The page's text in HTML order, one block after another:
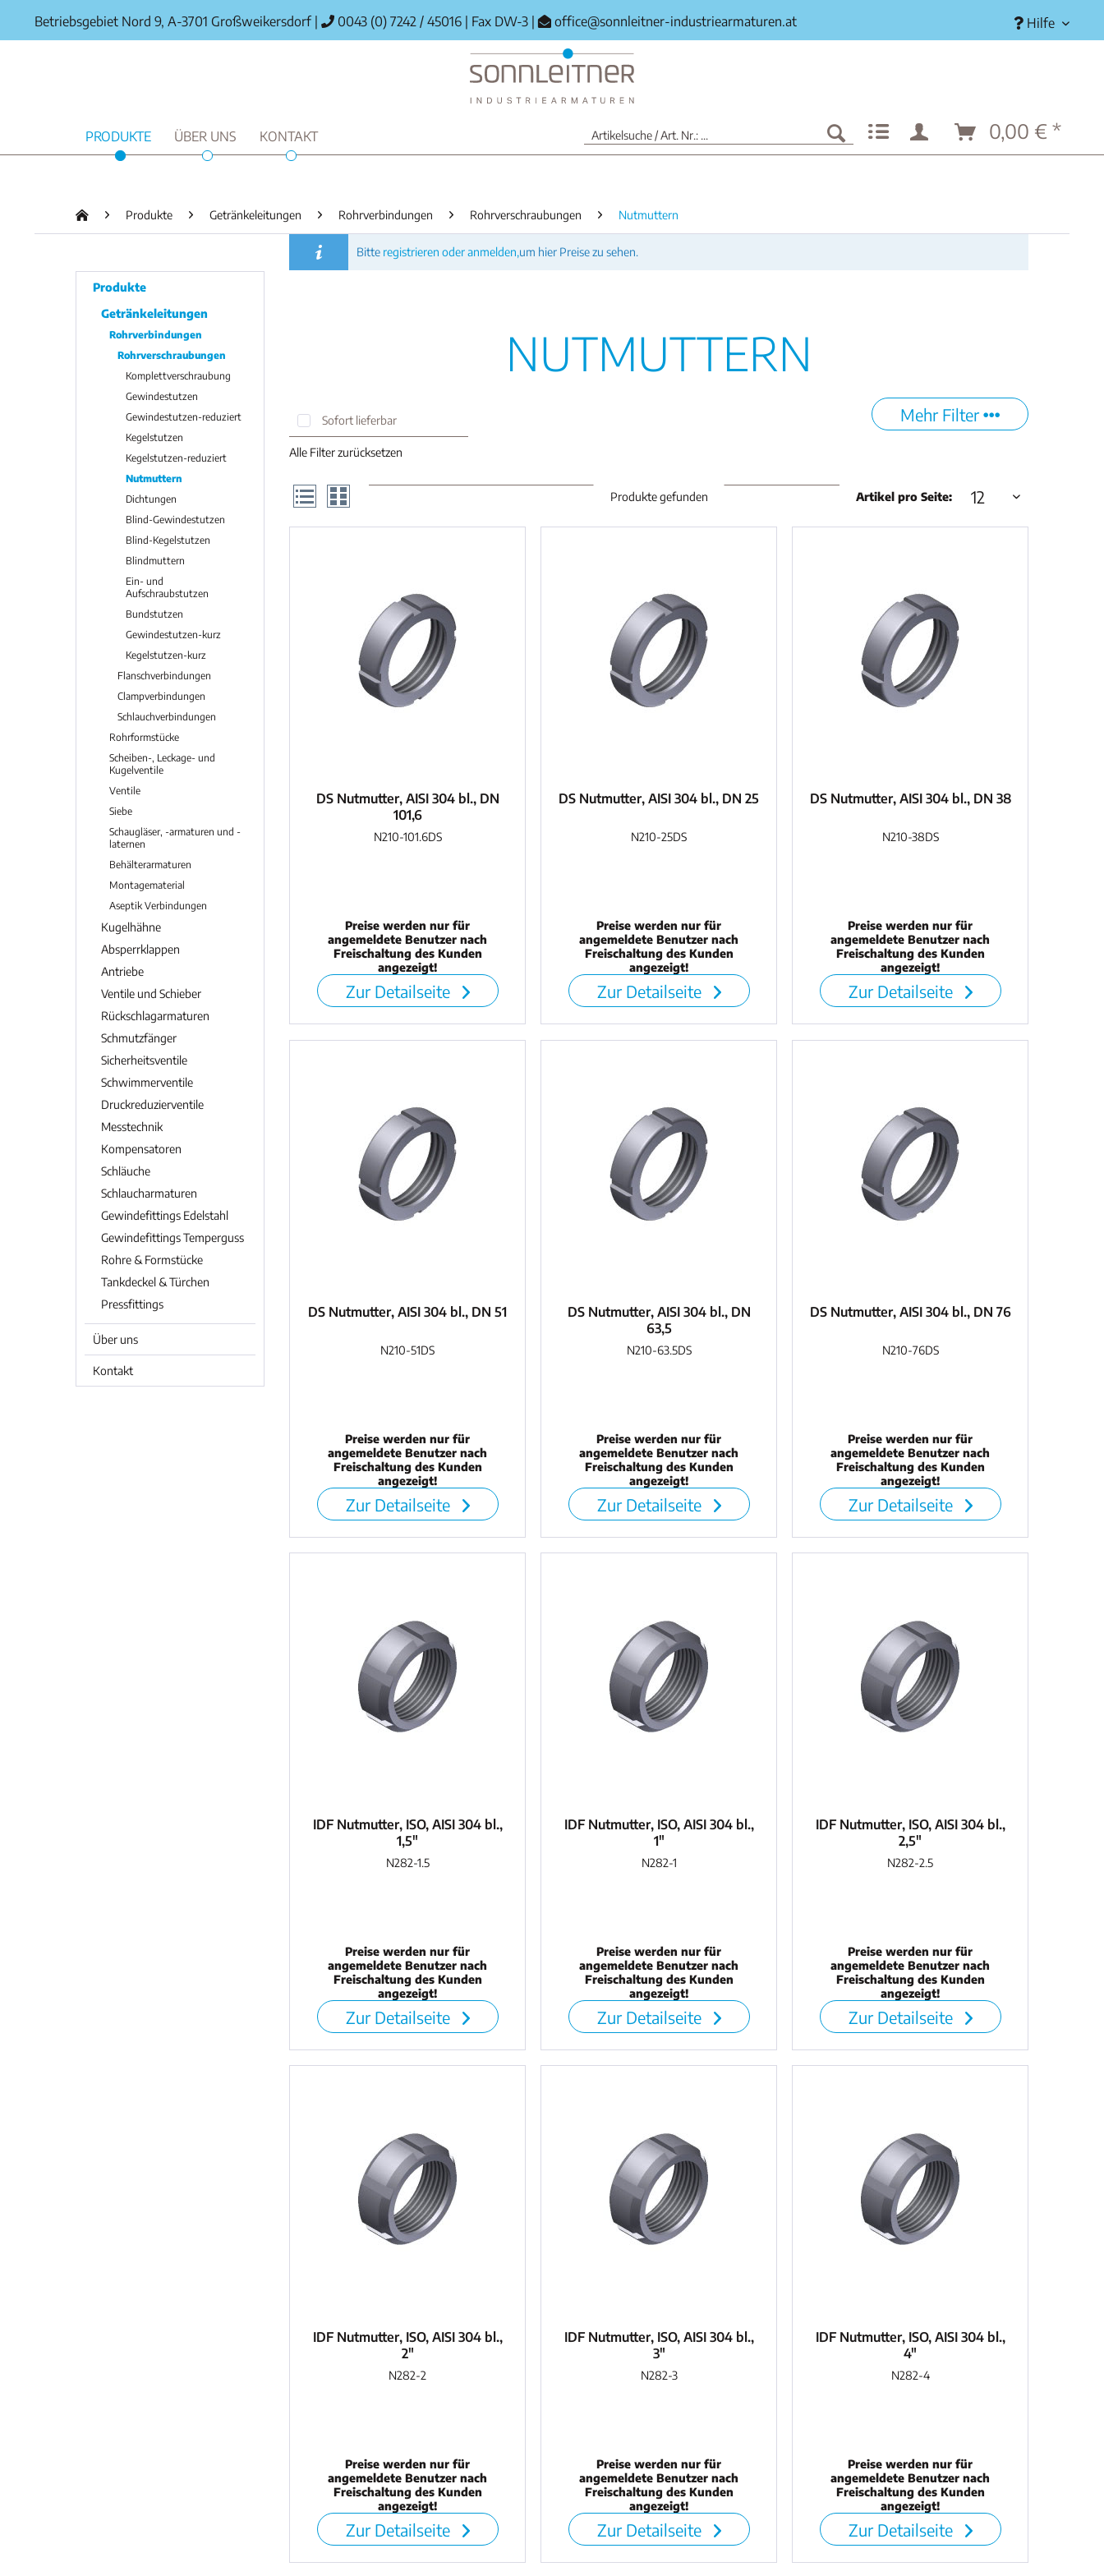
Betriebsgebiet Nord 9, A-3701 Großweikersdorf 0043 (0) 7242 / 45016 Fax DW-3 office@sonnleitner-industriearmaturen.at Hilfe
PRODUKTE ÜBER UNS KONTAKT 0,00 € *
Produkte Getränkeleitungen Rohrverbindungen Rohrverschraubungen Nutmuttern
Produkte
Getränkeleitungen
Rohrverbindungen
Rohrverschraubungen
Komplettverschraubung
Gewindestutzen
Gewindestutzen-reduziert
Kegelstutzen
Kegelstutzen-reduziert
Nutmuttern
Dichtungen
Blind-Gewindestutzen
Blind-Kegelstutzen
Blindmuttern
Ein- und
Aufschraubstutzen
Bundstutzen
Gewindestutzen-kurz
Kegelstutzen-kurz
Flanschverbindungen
Clampverbindungen
Schlauchverbindungen
Rohrformstücke
Scheiben-, Leckage- und
Kugelventile
Ventile
Siebe
Schaugläser, -armaturen und -
laternen
Behälterarmaturen
Montagematerial
Aseptik Verbindungen
Kugelhähne
Absperrklappen
Antriebe
Ventile und Schieber
Rückschlagarmaturen
Schmutzfänger
Sicherheitsventile
Schwimmerventile
Druckreduzierventile
Messtechnik
Kompensatoren
Schläuche
Schlaucharmaturen
Gewindefittings Edelstahl
Gewindefittings Temperguss
Rohre & Formstücke
Tankdeckel & Türchen
Pressfittings
Über uns
Kontakt
Bitte registrieren oder anmelden,um hier Preise zu sehen.
NUTMUTTERN
Sofort lieferbar
Alle Filter zurücksetzen
Mehr Filter
Produkte gefunden Artikel pro Seite:
DS Nutmutter, AISI 304 bl., DN
101,6
N210-101.6DS
Preise werden nur für
angemeldete Benutzer nach
Freischaltung des Kunden
angezeigt!
Zur Detailseite
DS Nutmutter, AISI 304 bl., DN 25
N210-25DS
Preise werden nur für
angemeldete Benutzer nach
Freischaltung des Kunden
angezeigt!
Zur Detailseite
DS Nutmutter, AISI 304 bl., DN 38
N210-38DS
Preise werden nur für
angemeldete Benutzer nach
Freischaltung des Kunden
angezeigt!
Zur Detailseite
DS Nutmutter, AISI 304 bl., DN 51
N210-51DS
Preise werden nur für
angemeldete Benutzer nach
Freischaltung des Kunden
angezeigt!
Zur Detailseite
DS Nutmutter, AISI 304 bl., DN
63,5
N210-63.5DS
Preise werden nur für
angemeldete Benutzer nach
Freischaltung des Kunden
angezeigt!
Zur Detailseite
DS Nutmutter, AISI 304 bl., DN 76
N210-76DS
Preise werden nur für
angemeldete Benutzer nach
Freischaltung des Kunden
angezeigt!
Zur Detailseite
IDF Nutmutter, ISO, AISI 304 bl.,
1,5"
N282-1.5
Preise werden nur für
angemeldete Benutzer nach
Freischaltung des Kunden
angezeigt!
Zur Detailseite
IDF Nutmutter, ISO, AISI 304 bl.,
1"
N282-1
Preise werden nur für
angemeldete Benutzer nach
Freischaltung des Kunden
angezeigt!
Zur Detailseite
IDF Nutmutter, ISO, AISI 304 bl.,
2,5"
N282-2.5
Preise werden nur für
angemeldete Benutzer nach
Freischaltung des Kunden
angezeigt!
Zur Detailseite
IDF Nutmutter, ISO, AISI 304 bl.,
2"
N282-2
Preise werden nur für
angemeldete Benutzer nach
Freischaltung des Kunden
angezeigt!
Zur Detailseite
IDF Nutmutter, ISO, AISI 304 bl.,
3"
N282-3
Preise werden nur für
angemeldete Benutzer nach
Freischaltung des Kunden
angezeigt!
Zur Detailseite
IDF Nutmutter, ISO, AISI 304 bl.,
4"
N282-4
Preise werden nur für
angemeldete Benutzer nach
Freischaltung des Kunden
angezeigt!
Zur Detailseite